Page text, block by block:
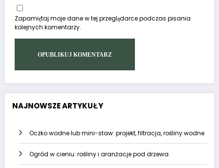
Zapamiętaj moje dane w tej przeglądarce podczas pisania
kolejnych komentarzy.
NAJNOWSZE ARTYKUŁY
Oczko wodne lub mini-staw: projekt, filtracja, rośliny wodne
Ogród w cieniu: rośliny i aranżacje pod drzewa